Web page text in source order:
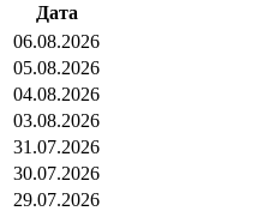
Дата
06.08.2026
05.08.2026
04.08.2026
03.08.2026
31.07.2026
30.07.2026
29.07.2026